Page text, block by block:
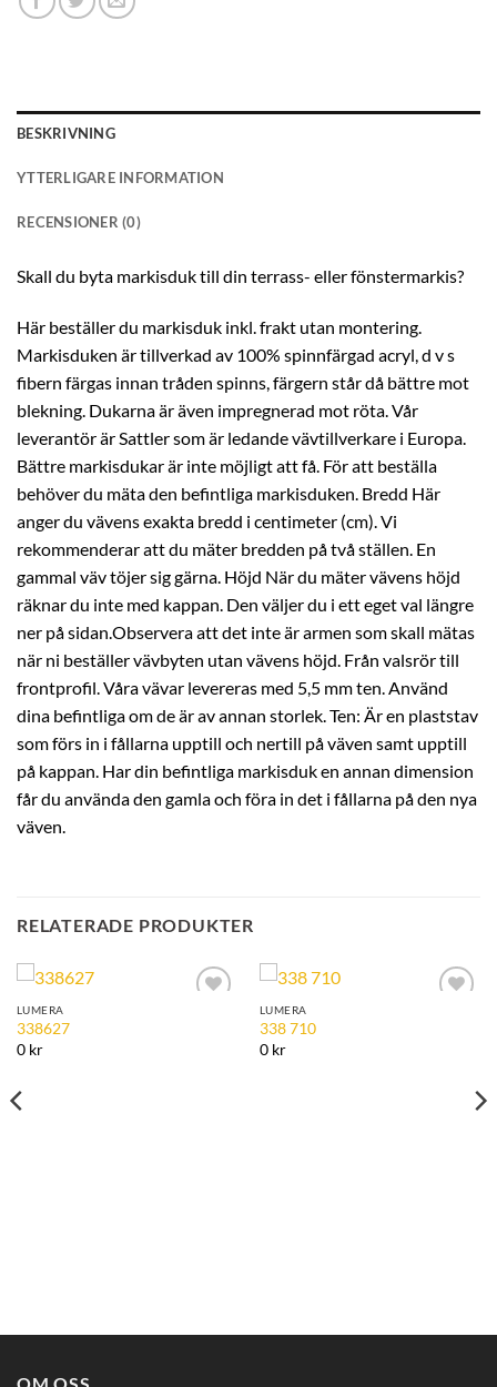
BESKRIVNING
YTTERLIGARE INFORMATION
RECENSIONER (0)
Skall du byta markisduk till din terrass- eller fönstermarkis?
Här beställer du markisduk inkl. frakt utan montering.
Markisduken är tillverkad av 100% spinnfärgad acryl, d v s
fibern färgas innan tråden spinns, färgern står då bättre mot
blekning. Dukarna är även impregnerad mot röta. Vår
leverantör är Sattler som är ledande vävtillverkare i Europa.
Bättre markisdukar är inte möjligt att få. För att beställa
behöver du mäta den befintliga markisduken. Bredd Här
anger du vävens exakta bredd i centimeter (cm). Vi
rekommenderar att du mäter bredden på två ställen. En
gammal väv töjer sig gärna. Höjd När du mäter vävens höjd
räknar du inte med kappan. Den väljer du i ett eget val längre
ner på sidan.Observera att det inte är armen som skall mätas
när ni beställer vävbyten utan vävens höjd. Från valsrör till
frontprofil. Våra vävar levereras med 5,5 mm ten. Använd
dina befintliga om de är av annan storlek. Ten: Är en plaststav
som förs in i fållarna upptill och nertill på väven samt upptill
på kappan. Har din befintliga markisduk en annan dimension
får du använda den gamla och föra in det i fållarna på den nya
väven.
RELATERADE PRODUKTER
LUMERA
338627
0 kr
LUMERA
338 710
0 kr